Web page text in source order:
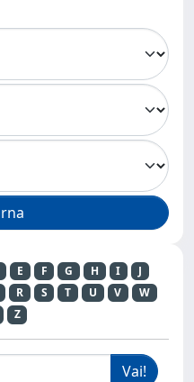
E F G H I
J
R S T U V
W
Z